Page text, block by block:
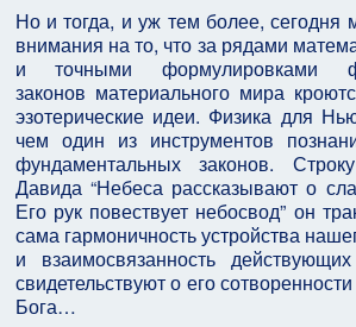
Но и тогда, и уж тем более, сегодня
внимания на то, что за рядами
и точными формулировками
законов материального мира
эзотерические идеи. Физика для
чем один из инструментов
фундаментальных законов.
Давида “Небеса рассказывают о
Его рук повествует небосвод” он
сама гармоничность устройства
и взаимосвязанность
свидетельствуют о его
Бога…